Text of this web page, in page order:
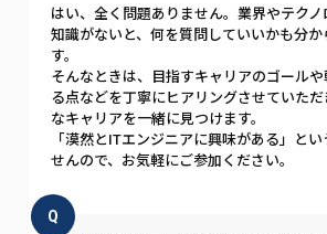
はい、全く問題ありません。業界やテク
知識がないと、何を質問していいかも分か
す。
そんなときは、目指すキャリアのゴール
る点などを丁寧にヒアリングさせていた
なキャリアを一緒に見つけます。
「漠然とITエンジニアに興味がある」と
せんので、お気軽にご参加ください。
Q